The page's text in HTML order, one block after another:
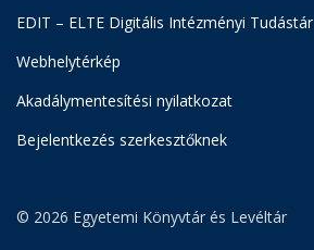
EDIT – ELTE Digitális Intézményi Tudástár
Webhelytérkép
Akadálymentesítési nyilatkozat
Bejelentkezés szerkesztőknek
© 2026 Egyetemi Könyvtár és Levéltár